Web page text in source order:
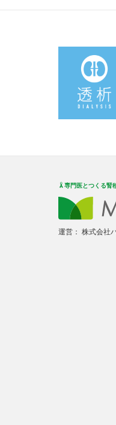
専門医とつくる腎
運営：株式会社